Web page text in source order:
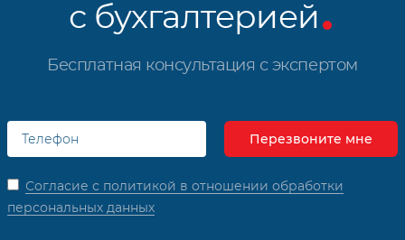
с бухгалтерией
Бесплатная консультация с экспертом
Согласие с политикой в отношении обработки
персональных данных